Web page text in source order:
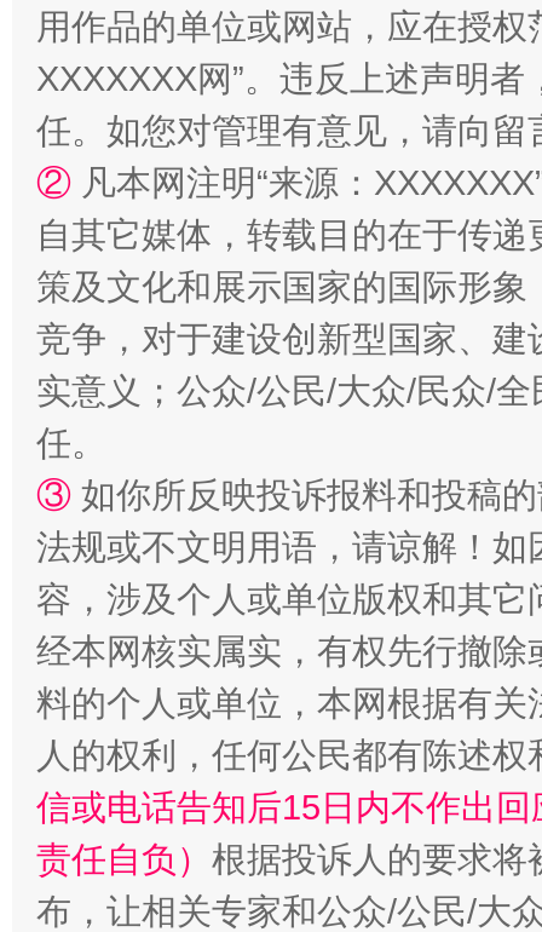
用作品的单位或网站，应在授
XXXXXXX网”。违反上述声明
任。如您对管理有意见，请向
② 凡本网注明“来源：
自其它媒体，转载目的在于传
策及文化和展示国家的国际形
竞争，对于建设创新型国家、
实意义；公众/公民/大众/民众/
任。
③ 如你所反映投诉报料和投稿
法规或不文明用语，请谅解！
容，涉及个人或单位版权和其它
经本网核实属实，有权先行撤
料的个人或单位，本网根据有
人的权利，任何公民都有陈述
信或电话告知后15日内不作出
责任自负） 根据投诉人的要求将
布，让相关专家和公众/公民/大